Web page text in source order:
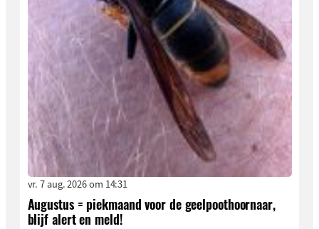
vr. 7 aug. 2026 om 14:31
Augustus = piekmaand voor de geelpoothoornaar,
blijf alert en meld!